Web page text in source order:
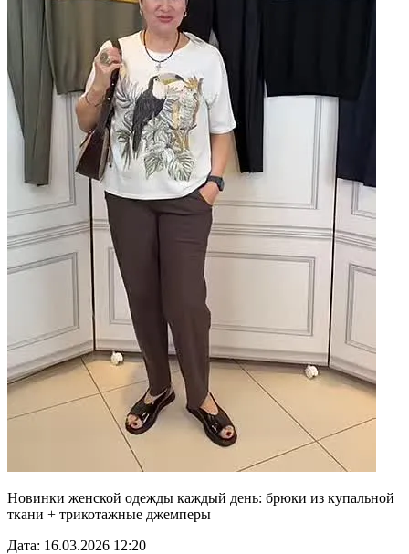
Новинки женской одежды каждый день: брюки из купальной
ткани + трикотажные джемперы
Дата: 16.03.2026 12:20